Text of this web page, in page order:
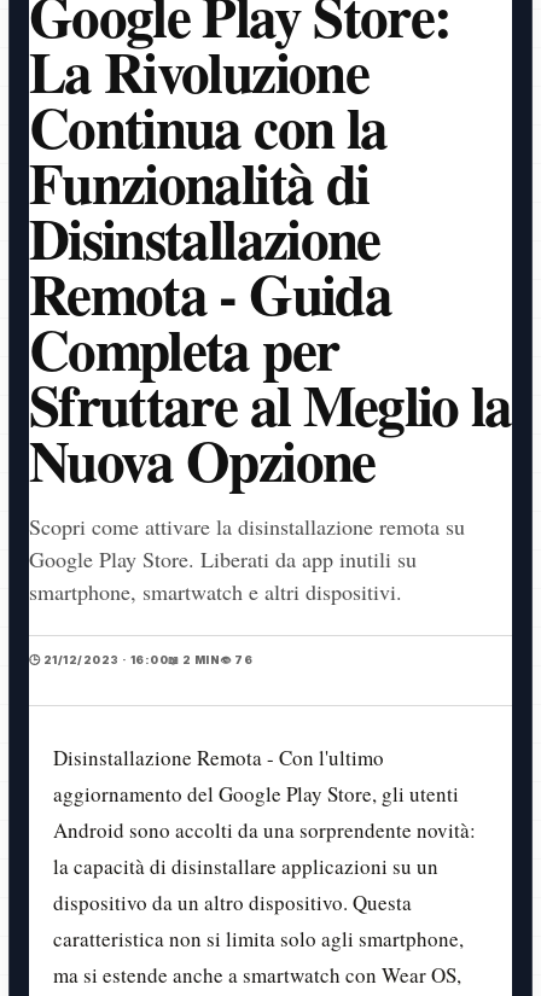
La Rivoluzione
Continua con la
Funzionalità di
Disinstallazione
Remota - Guida
Completa per
Sfruttare al Meglio la
Nuova Opzione
Scopri come attivare la disinstallazione remota su
Google Play Store. Liberati da app inutili su
smartphone, smartwatch e altri dispositivi.
🕒 21/12/2023 · 16:00📖 2 MIN👁️ 76
Disinstallazione Remota - Con l'ultimo
aggiornamento del Google Play Store, gli utenti
Android sono accolti da una sorprendente novità:
la capacità di disinstallare applicazioni su un
dispositivo da un altro dispositivo. Questa
caratteristica non si limita solo agli smartphone,
ma si estende anche a smartwatch con Wear OS,